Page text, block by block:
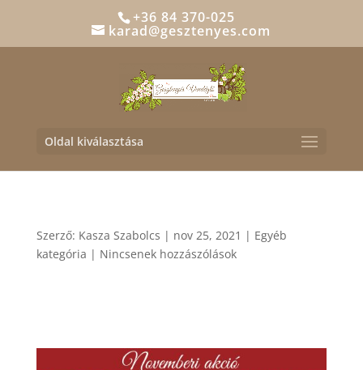
+36 84 370-025
karad@gesztenyes.com
Oldal kiválasztása
Szerző: Kasza Szabolcs | nov 25, 2021 | Egyéb
kategória | Nincsenek hozzászólások